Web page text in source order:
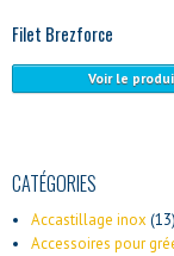
Filet Brezforce
Voir le
CATÉGORIES
Accastillage inox (13)
Accessoires pour